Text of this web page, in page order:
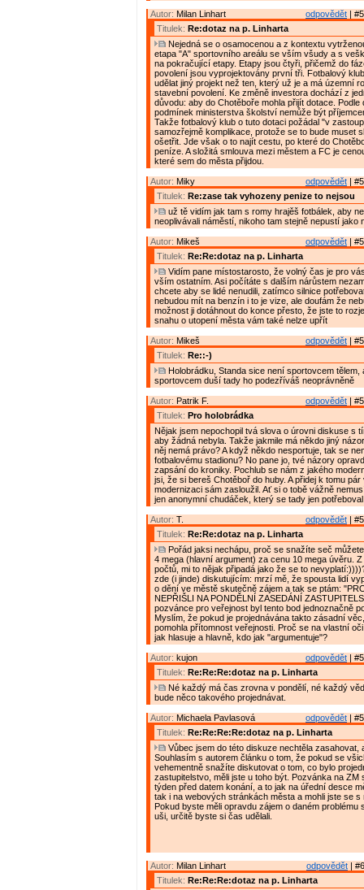
odpovědět |
Autor: Milan Linhart
Titulek: Re:dotaz na p. Linharta
Nejedná se o osamocenou a z kontextu
etapa "A" sportovního areálu se vším všudy a s
na pokračující etapy. Etapy jsou čtyři, přičemž do
povolení jsou vyprojektovány první tři. Fotbalový
udělat jiný projekt než ten, který už je a má územní
stavební povolení. Ke změně investora dochází z
důvodu: aby do Chotěboře mohla přijít dotace. Podle
podmínek ministerstva školství nemůže být
Takže fotbalový klub o tuto dotaci požádal "v
samozřejmě komplikace, protože se to bude muset
ošetřit. Jde však o to najít cestu, po které do
peníze. A složitá smlouva mezi městem a FC je
které sem do města přijdou.
odpovědět |
Autor: Miky
Titulek: Re:zase tak vyhozeny penize to nejsou
už tě vidím jak tam s romy hrajěš fotbálek, aby
neoplivávali náměstí, nikoho tam stejně nepustí jako
odpovědět |
Autor: Mikeš
Titulek: Re:Re:dotaz na p. Linharta
Vidím pane místostarosto, že volný čas je pro
vším ostatním. Asi počítáte s dalším nárůstem
chcete aby se lidé nenudili, zatímco silnice
nebudou mít na benzín i to je vize, ale doufám že
možnost ji dotáhnout do konce přesto, že jste to
snahu o utopení města vám také nelze upřít
odpovědět |
Autor: Mikeš
Titulek: Re::-)
Holobrádku, Standa sice není sportovcem tělem,
sportovcem duší tady ho podezříváš neoprávněně
odpovědět |
Autor: Patrik F.
Titulek: Pro holobrádka
Nějak jsem nepochopil tvá slova o úrovni diskuse s
aby žádná nebyla. Takže jakmile má někdo jiný
něj nemá právo? A když někdo nesportuje, tak se
fotbalovému stadionu? No pane jo, tvé názory
zapsání do kroniky. Pochlub se nám z jakého
jsi, že si bereš Chotěboř do huby. A přidej k tomu
modernizaci sám zasloužil. Ať si o tobě vážně
jen anonymní chudáček, který se tady jen
odpovědět |
Autor: T.
Titulek: Re:Re:dotaz na p. Linharta
Pořád jaksi nechápu, proč se snažíte seč
4 mega (hlavní argument) za cenu 10 mega úvěru.
počtů, mi to nějak připadá jako že se to
zde (i jinde) diskutujícím: mrzí mě, že spousta lidí
o dění ve městě skutečně zájem a tak se ptám:
NEPŘIŠLI NA PONDĚLNÍ ZASEDÁNÍ
pozvánce pro veřejnost byl tento bod jednoznačně
Myslím, že pokud je projednávána takto zásadní
pomohla přítomnost veřejnosti. Proč se na vlastní
jak hlasuje a hlavně, kdo jak "argumentuje"?
odpovědět |
Autor: kujon
Titulek: Re:Re:Re:dotaz na p. Linharta
Né každý má čas zrovna v pondělí, né každý
bude něco takového projednávat.
odpovědět |
Autor: Michaela Pavlasová
Titulek: Re:Re:Re:Re:dotaz na p. Linharta
Vůbec jsem do této diskuze nechtěla zasahovat,
Souhlasím s autorem článku o tom, že pokud se
vehementně snažíte diskutovat o tom, co bylo
zastupitelstvo, měli jste u toho být. Pozvánka na ZM
týden před datem konání, a to jak na úřední desce
tak i na webových stránkách města a mohli jste se s
Pokud byste měli opravdu zájem o daném problému
uši, určitě byste si čas udělali.
odpovědět |
Autor: Milan Linhart
Titulek: Re:Re:Re:dotaz na p. Linharta